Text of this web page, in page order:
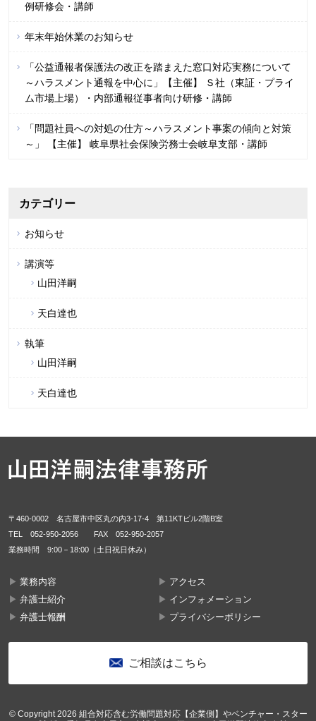
例研修会・講師
年末年始休業のお知らせ
「公益通報者保護法の改正を踏まえた窓口対応実務について
～ハラスメント通報を中心に」【主催】 Ｓ社（東証・プライ
ム市場上場）・内部通報従事者向け研修・講師
「問題社員への対処の仕方～ハラスメント事案の傾向と対策
～」 【主催】 岐阜県社会保険労務士会岐阜支部・講師
カテゴリー
お知らせ
講演等
山田洋嗣
天白達也
執筆
山田洋嗣
天白達也
〒460-0002 名古屋市中区丸の内3-17-4 第11KTビル2階B室
TEL 052-950-2056 FAX 052-950-2057
業務時間 9:00－18:00（土日祝日休み）
業務内容
アクセス
弁護士紹介
インフォメーション
弁護士報酬
プライバシーポリシー
ご相談はこちら
© Copyright 2026 組合対応含む労働問題対応【企業側】やベンチャー・スター